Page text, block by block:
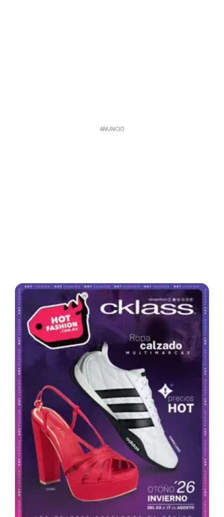
ANUNCIO